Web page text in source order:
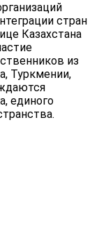
стран
Казахстана
из
Туркмении,
единого